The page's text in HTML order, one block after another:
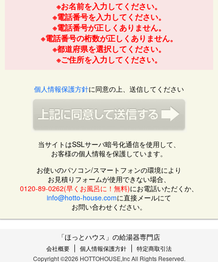
※お名前を入力してください。
※電話番号を入力してください。
※電話番号が正しくありません。
※電話番号の桁数が正しくありません。
※都道府県を選択してください。
※ご住所を入力してください。
個人情報保護方針に同意の上、送信してください
当サイトはSSLサーバ暗号化通信を使用して、
お客様の個人情報を保護しています。
お使いのパソコン/スマートフォンの環境により
お見積りフォームが使用できない場合、
0120-89-0262(早くお風呂に！無料)にお電話いただくか、
info@hotto-house.comに直接メールにて
お問い合わせください。
「ほっとハウス」の給湯器専門店
会社概要 個人情報保護方針
特定商取引法
Copyright ©2026 HOTTOHOUSE,Inc All Rights Reserved.